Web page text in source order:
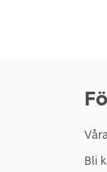
Bli